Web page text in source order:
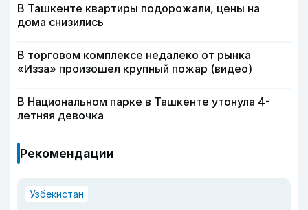
В Ташкенте квартиры подорожали, цены на
дома снизились
В торговом комплексе недалеко от рынка
«Изза» произошел крупный пожар (видео)
В Национальном парке в Ташкенте утонула 4-
летняя девочка
Рекомендации
Узбекистан